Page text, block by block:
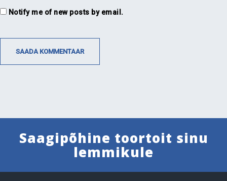
Notify me of new posts by email.
Saagipõhine toortoit sinu
lemmikule